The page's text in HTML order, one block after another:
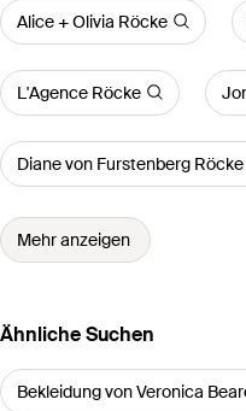
Alice + Olivia Röcke
L'Agence Röcke
Diane von Furstenberg Röcke
Mehr anzeigen
Ähnliche Suchen
Bekleidung von Veronica